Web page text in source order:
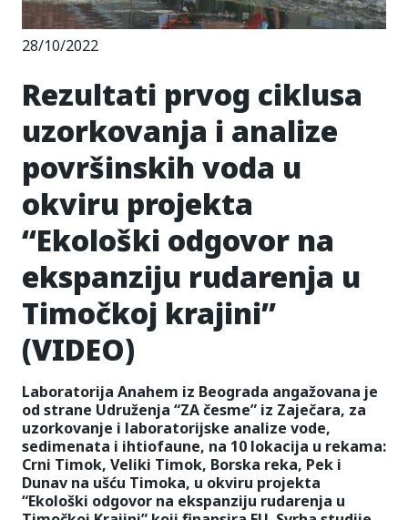
28/10/2022
Rezultati prvog ciklusa
uzorkovanja i analize
površinskih voda u
okviru projekta
“Ekološki odgovor na
ekspanziju rudarenja u
Timočkoj krajini”
(VIDEO)
Laboratorija Anahem iz Beograda angažovana je
od strane Udruženja “ZA česme” iz Zaječara, za
uzorkovanje i laboratorijske analize vode,
sedimenata i ihtiofaune, na 10 lokacija u rekama:
Crni Timok, Veliki Timok, Borska reka, Pek i
Dunav na ušću Timoka, u okviru projekta
“Ekološki odgovor na ekspanziju rudarenja u